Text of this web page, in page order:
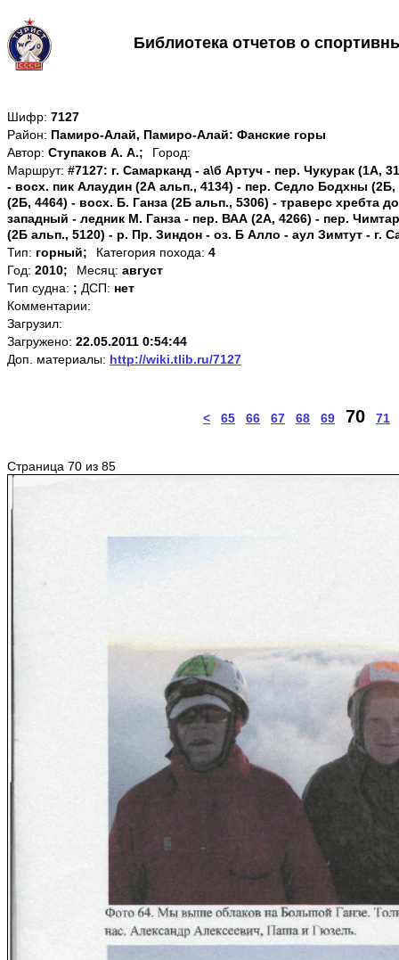
Библиотека отчетов о
Шифр: 7127
Район: Памиро-Алай, Памиро-Алай: Фанские горы
Автор: Ступаков А. А.;
Город:
Маршрут: #7127: г. Самарканд - а\б Артуч - пер. Чукурак (1А,
- восх. пик Алаудин (2А альп., 4134) - пер. Седло Бодхны
(2Б, 4464) - восх. Б. Ганза (2Б альп., 5306) - траверс хребта
западный - ледник М. Ганза - пер. ВАА (2А, 4266) - пер.
(2Б альп., 5120) - р. Пр. Зиндон - оз. Б Алло - аул Зимтут - г.
Тип: горный; Категория похода: 4
Год: 2010; Месяц: август
Тип судна: ; ДСП: нет
Комментарии:
Загрузил:
Загружено: 22.05.2011 0:54:44
Доп. материалы: http://wiki.tlib.ru/7127
< 65 66 67 68 69 70 71
Страница 70 из 85